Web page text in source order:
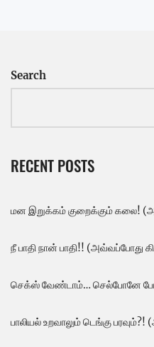
Search
RECENT POSTS
மன இறுக்கம் குறைக்கும் கலை!
நீ பாதி நான் பாதி!! (அவ்வப்போது
செக்ஸ் வேண்டாம்… செல்போனே
பாலியல் உறவாலும் டெங்கு